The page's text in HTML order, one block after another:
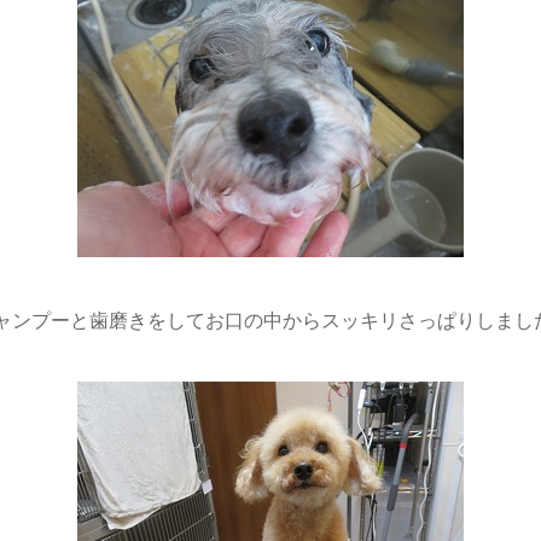
ンプーと歯磨きをしてお口の中からスッキリさっぱりしまし